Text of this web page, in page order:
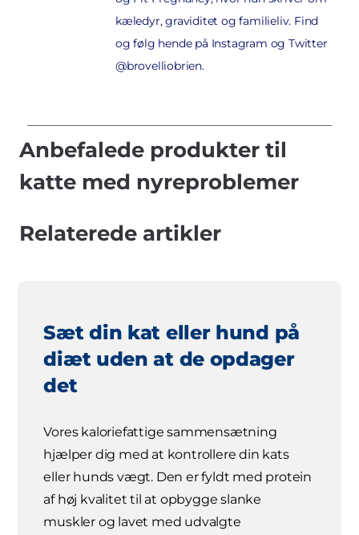
kæledyr, graviditet og familieliv. Find
og følg hende på Instagram og Twitter
@brovelliobrien.
Anbefalede produkter til
katte med nyreproblemer
Relaterede artikler
Sæt din kat eller hund på
diæt uden at de opdager
det
Vores kaloriefattige sammensætning
hjælper dig med at kontrollere din kats
eller hunds vægt. Den er fyldt med protein
af høj kvalitet til at opbygge slanke
muskler og lavet med udvalgte